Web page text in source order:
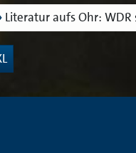
Literatur aufs Ohr: WDR